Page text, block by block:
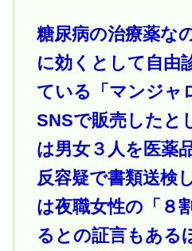
糖尿病の治療薬な
に効くとして自由
ている「マンジャ
SNSで販売したと
は男女３人を医薬
反容疑で書類送検
は夜職女性の「８
るとの証言もある